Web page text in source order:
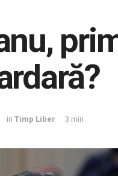
in Timp Liber 3 min